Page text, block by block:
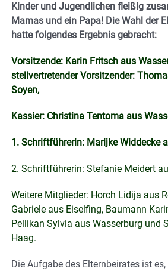
Kinder und Jugendlichen fleißig
Mamas und ein Papa! Die Wahl der
hatte folgendes Ergebnis gebracht:
Vorsitzende: Karin Fritsch aus
stellvertretender Vorsitzender:
Soyen,
Kassier: Christina Tentoma aus
1. Schriftführerin: Marijke Widdecke
2. Schriftführerin: Stefanie Meidert
Weitere Mitglieder: Horch Lidija aus
Gabriele aus Eiselfing, Baumann
Pellikan Sylvia aus Wasserburg und
Haag.
Die Aufgabe des Elternbeirates ist